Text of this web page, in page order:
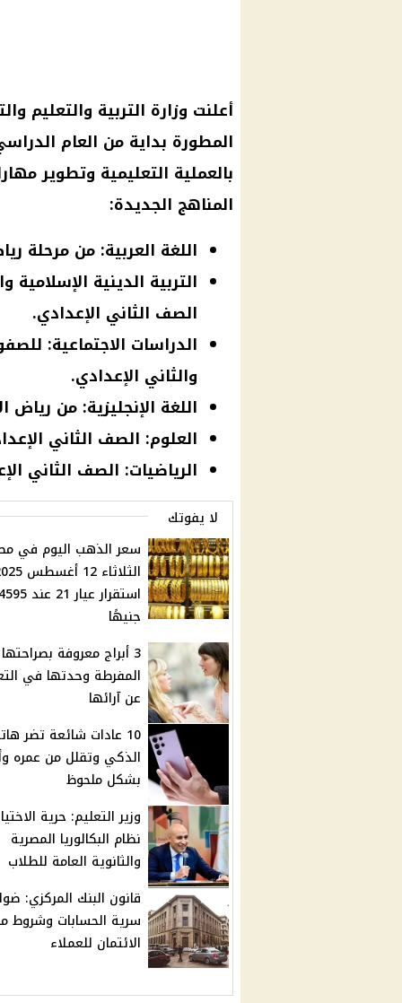
أعلنت وزارة التربية
بالعملية التعليمية وتطوير
المناهج الجديدة:
اللغة العربية: من مرحلة
التربية الدينية
الصف الثاني الإعدادي.
الدراسات الاجتماعية:
والثاني الإعدادي.
اللغة الإنجليزية: من رياض
العلوم: الصف الثاني
الرياضيات: الصف الثاني
لا يفوتك
سعر الذهب اليوم في
استقرار عيار 21
جنيهًا
3 أبراج معروفة بصراحتها
المفرطة وحدتها في
عن آرائها
10 عادات شائعة تضر
الذكي وتقلل من عمره
بشكل ملحوظ
وزير التعليم: حرية
نظام البكالوريا المصرية
والثانوية العامة للطلاب
قانون البنك المركزي:
سرية الحسابات وشروط
الائتمان للعملاء